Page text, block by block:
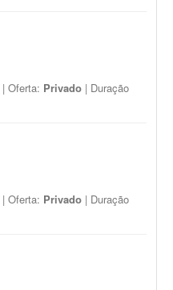
| Oferta: Privado | Duração
| Oferta: Privado | Duração